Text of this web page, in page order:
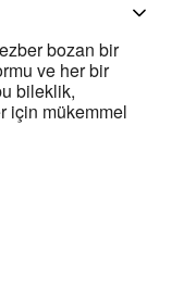
bozan bir
ve her bir
bileklik,
için mükemmel